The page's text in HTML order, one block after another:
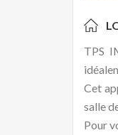
TPS
Cet
salle
Pour